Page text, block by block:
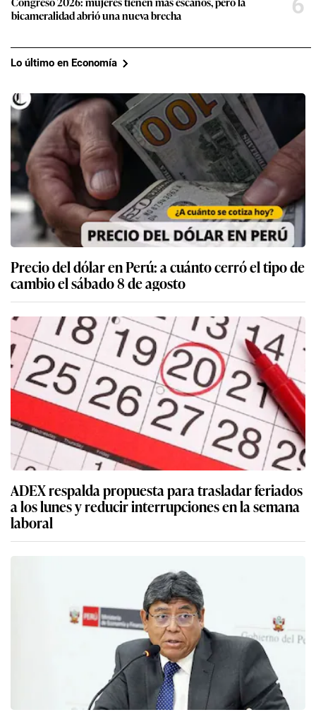
bicameralidad abrió una nueva brecha
6
Lo último en Economía
Precio del dólar en Perú: a cuánto cerró el tipo de
cambio el sábado 8 de agosto
ADEX respalda propuesta para trasladar feriados
a los lunes y reducir interrupciones en la semana
laboral